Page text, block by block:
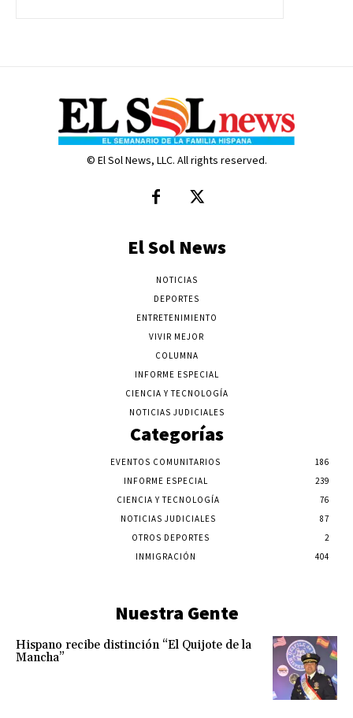
© El Sol News, LLC. All rights reserved.
El Sol News
NOTICIAS
DEPORTES
ENTRETENIMIENTO
VIVIR MEJOR
COLUMNA
INFORME ESPECIAL
CIENCIA Y TECNOLOGÍA
NOTICIAS JUDICIALES
Categorías
EVENTOS COMUNITARIOS
186
INFORME ESPECIAL
239
CIENCIA Y TECNOLOGÍA
76
NOTICIAS JUDICIALES
87
OTROS DEPORTES
2
INMIGRACIÓN
404
Nuestra Gente
Hispano recibe distinción “El Quijote de la
Mancha”